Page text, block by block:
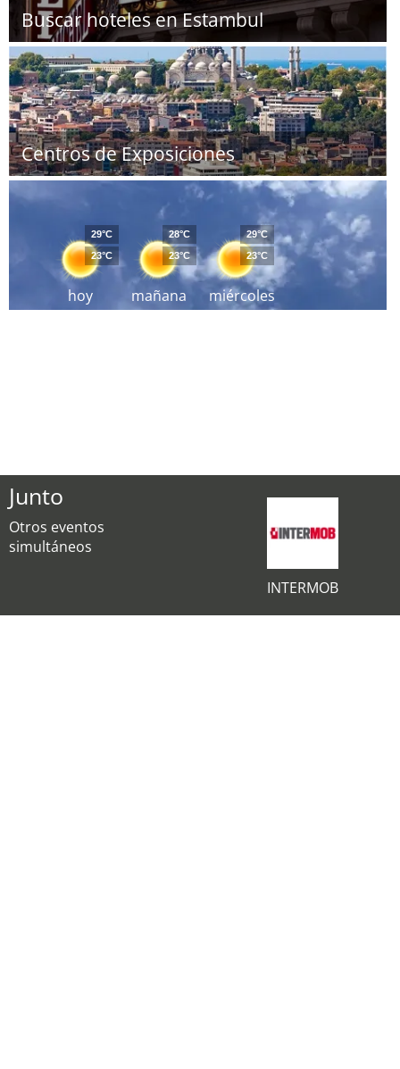
Buscar hoteles en Estambul
Centros de Exposiciones
hoy
29°C
23°C
mañana
28°C
23°C
miércoles
29°C
23°C
Junto
Otros eventos
simultáneos
INTERMOB